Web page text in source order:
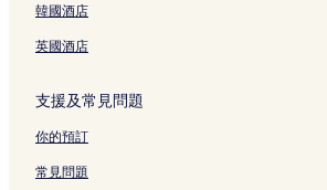
韓國酒店
英國酒店
支援及常見問題
你的預訂
常見問題